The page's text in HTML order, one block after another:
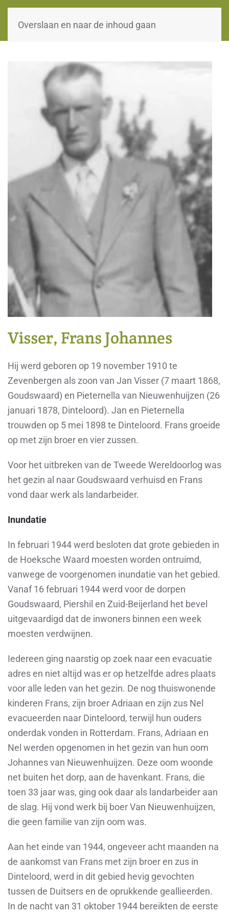
Overslaan en naar de inhoud gaan
WOII-HW
Visser, Frans Johannes
Hij werd geboren op 19 november 1910 te
Zevenbergen als zoon van Jan Visser (7 maart 1868,
Goudswaard) en Pieternella van Nieuwenhuijzen (26
januari 1878, Dinteloord). Jan en Pieternella
trouwden op 5 mei 1898 te Dinteloord. Frans groeide
op met zijn broer en vier zussen.
Voor het uitbreken van de Tweede Wereldoorlog was
het gezin al naar Goudswaard verhuisd en Frans
vond daar werk als landarbeider.
Inundatie
In februari 1944 werd besloten dat grote gebieden in
de Hoeksche Waard moesten worden ontruimd,
vanwege de voorgenomen inundatie van het gebied.
Vanaf 16 februari 1944 werd voor de dorpen
Goudswaard, Piershil en Zuid-Beijerland het bevel
uitgevaardigd dat de inwoners binnen een week
moesten verdwijnen.
Iedereen ging naarstig op zoek naar een evacuatie
adres en niet altijd was er op hetzelfde adres plaats
voor alle leden van het gezin. De nog thuiswonende
kinderen Frans, zijn broer Adriaan en zijn zus Nel
evacueerden naar Dinteloord, terwijl hun ouders
onderdak vonden in Rotterdam. Frans, Adriaan en
Nel werden opgenomen in het gezin van hun oom
Johannes van Nieuwenhuijzen. Deze oom woonde
net buiten het dorp, aan de havenkant. Frans, die
toen 33 jaar was, ging ook daar als landarbeider aan
de slag. Hij vond werk bij boer Van Nieuwenhuijzen,
die geen familie van zijn oom was.
Aan het einde van 1944, ongeveer acht maanden na
de aankomst van Frans met zijn broer en zus in
Dinteloord, werd in dit gebied hevig gevochten
tussen de Duitsers en de oprukkende geallieerden.
In de nacht van 31 oktober 1944 bereikten de eerste